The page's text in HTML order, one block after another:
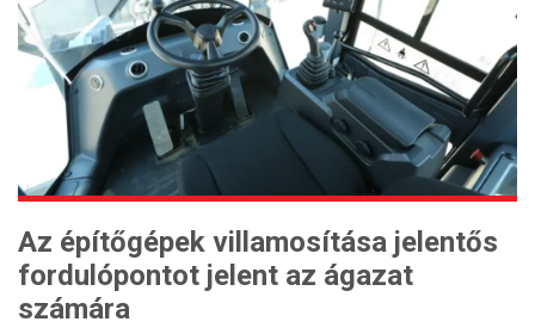
Az építőgépek villamosítása jelentős
fordulópontot jelent az ágazat
számára